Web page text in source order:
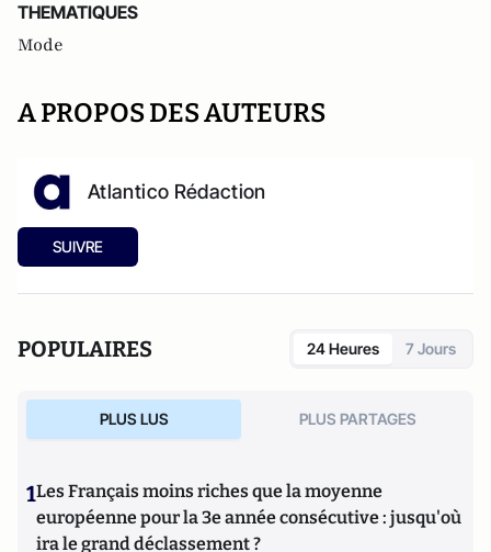
THEMATIQUES
Mode
A PROPOS DES AUTEURS
Atlantico Rédaction
SUIVRE
POPULAIRES 24 Heures 7 Jours
PLUS LUS PLUS PARTAGES
1Les Français moins riches que la moyenne
européenne pour la 3e année consécutive : jusqu'où
ira le grand déclassement ?